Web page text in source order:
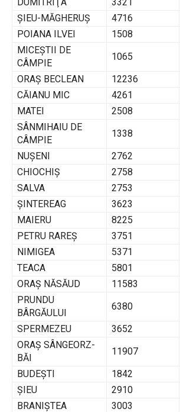
ŞIEU-MĂGHERUŞ
4716
POIANA ILVEI
1508
MICEŞTII DE
CÂMPIE
1065
ORAŞ BECLEAN
12236
CĂIANU MIC
4261
MATEI
2508
SÂNMIHAIU DE
CÂMPIE
1338
NUŞENI
2762
CHIOCHIŞ
2758
SALVA
2753
ŞINTEREAG
3623
MAIERU
8225
PETRU RAREŞ
3751
NIMIGEA
5371
TEACA
5801
ORAŞ NĂSĂUD
11583
PRUNDU
BÂRGĂULUI
6380
SPERMEZEU
3652
ORAŞ SÂNGEORZ-
BĂI
11907
BUDEŞTI
1842
ŞIEU
2910
BRANIŞTEA
3003